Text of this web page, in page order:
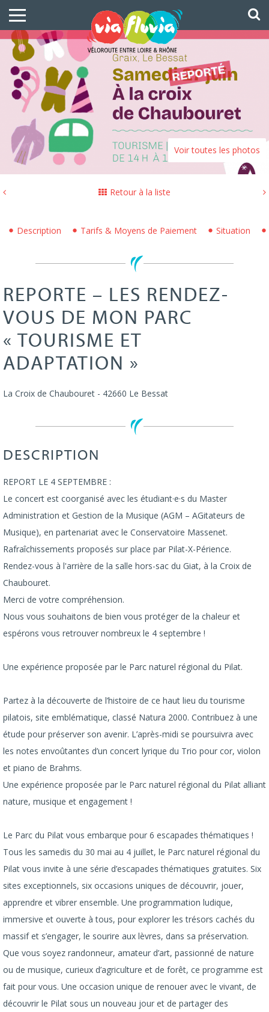
Voir toutes les photos
Retour à la liste
Description Tarifs & Moyens de Paiement Situation
REPORTE – LES RENDEZ-
VOUS DE MON PARC
« TOURISME ET
ADAPTATION »
La Croix de Chaubouret - 42660 Le Bessat
DESCRIPTION
REPORT LE 4 SEPTEMBRE :
Le concert est coorganisé avec les étudiant·e·s du Master
Administration et Gestion de la Musique (AGM – AGitateurs de
Musique), en partenariat avec le Conservatoire Massenet.
Rafraîchissements proposés sur place par Pilat-X-Périence.
Rendez-vous à l'arrière de la salle hors-sac du Giat, à la Croix de
Chaubouret.
Merci de votre compréhension.
Nous vous souhaitons de bien vous protéger de la chaleur et
espérons vous retrouver nombreux le 4 septembre !
Une expérience proposée par le Parc naturel régional du Pilat.
Partez à la découverte de l’histoire de ce haut lieu du tourisme
pilatois, site emblématique, classé Natura 2000. Contribuez à une
étude pour préserver son avenir. L’après-midi se poursuivra avec
les notes envoûtantes d’un concert lyrique du Trio pour cor, violon
et piano de Brahms.
Une expérience proposée par le Parc naturel régional du Pilat alliant
nature, musique et engagement !
Le Parc du Pilat vous embarque pour 6 escapades thématiques !
Tous les samedis du 30 mai au 4 juillet, le Parc naturel régional du
Pilat vous invite à une série d’escapades thématiques gratuites. Six
sites exceptionnels, six occasions uniques de découvrir, jouer,
apprendre et vibrer ensemble. Une programmation ludique,
immersive et ouverte à tous, pour explorer les trésors cachés du
massif et s’engager, le sourire aux lèvres, dans sa préservation.
Que vous soyez randonneur, amateur d’art, passionné de nature
ou de musique, curieux d’agriculture et de forêt, ce programme est
fait pour vous. Une occasion unique de renouer avec le vivant, de
découvrir le Pilat sous un nouveau jour et de partager des